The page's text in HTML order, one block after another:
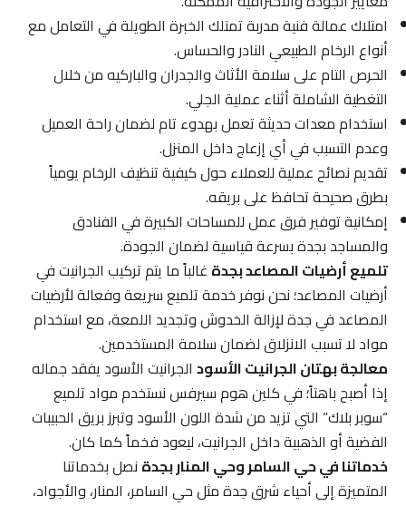
امتلاك عمالة فنية مدربة تمتلك الخبرة الطويلة في التعامل مع
أنواع الرخام الطبيعي النادر والحساس.
الحرص التام على سلامة الأثاث والجدران والباركيه من خلال
التغطية الشاملة أثناء عملية الجلي.
استخدام معدات حديثة تعمل بهدوء تام لضمان راحة العميل
وعدم التسبب في أي إزعاج داخل المنزل.
تقديم نصائح عملية للعملاء حول كيفية تنظيف الرخام يومياً
بطرق صحيحة تحافظ على بريقه.
إمكانية توفير فرق عمل للمساحات الكبيرة في الفنادق
والمساجد بجدة بسرعة قياسية لضمان الجودة.
تلميع أرضيات المصاعد بجدةغالباً ما يتم تركيب الجرانيت في
أرضيات المصاعد؛ نحن نوفر خدمة تلميع سريعة وفعالة لأرضيات
المصاعد في جدة لإزالة الخدوش وتجديد اللمعة، مع استخدام
مواد لا تسبب الانزلاق لضمان سلامة المستخدمين.
معالجة بهتان الجرانيت الأسودالجرانيت الأسود يفقد جماله
إذا أصبح باهتاً؛ في كلين هوم سيرفس نستخدم مواد تلميع
“سوبر بلاك” التي تزيد من شدة اللون الأسود وتبرز بريق الحبيبات
الفضية أو الذهبية داخل الجرانيت، ليعود فخماً كما كان.
خدماتنا في حي السامر وحي المنار بجدةنصل بخدماتنا
المتميزة إلى أحياء شرق جدة مثل حي السامر، المنار، والأجواد،